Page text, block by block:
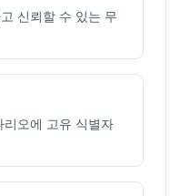
신뢰할 수 있는 무
오에 고유 식별자